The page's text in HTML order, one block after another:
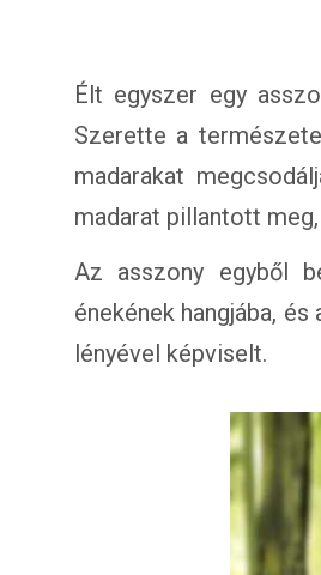
Élt egyszer egy
Szerette a
madarakat
madarat pillantott
Az asszony egyből
énekének hangjába,
lényével képviselt.